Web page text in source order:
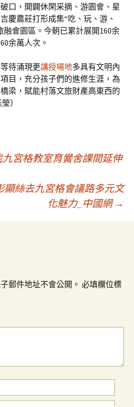
口，開闢休閑采摘、游園會、星
慶農莊打形成集“吃、玩、游、
融會園區。今朝已累計展開160余
余萬人次。
待涌現更講授場地多具有文明內
目，充分孩子們的進修生涯，為
梁，賦能村落文旅財產高東西的
）
宮格教室育黌舍課間延伸
顯絲去九宮格會議路多元文
化魅力_中國網 →
郵件地址不會公開。 必填欄位標